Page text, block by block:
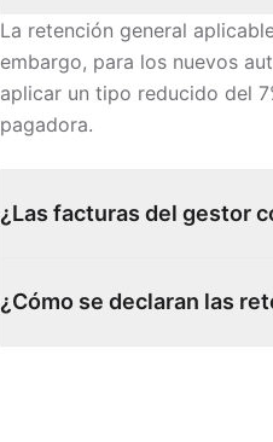
La retención general
embargo, para los nuevos
aplicar un tipo reducido del
pagadora.
¿Las facturas del gestor
¿Cómo se declaran las